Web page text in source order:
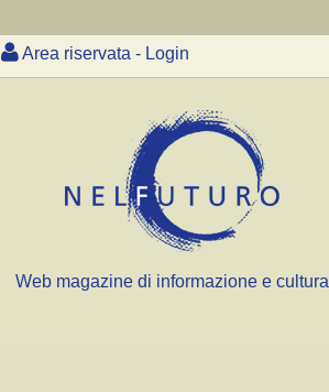
Area riservata - Login
Web magazine di informazione e cultura